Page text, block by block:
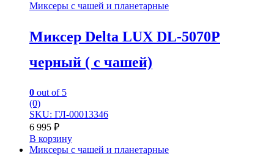
Миксеры с чашей и планетарные
Миксер Delta LUX DL-5070P
черный ( с чашей)
0 out of 5
(0)
SKU: ГЛ-00013346
6 995 ₽
В корзину
Миксеры с чашей и планетарные